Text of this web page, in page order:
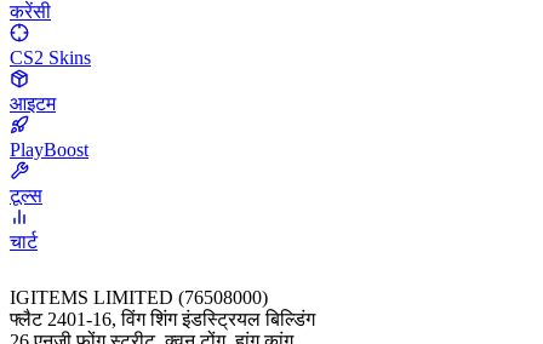
करेंसी
CS2 Skins
आइटम
PlayBoost
टूल्स
चार्ट
IGITEMS LIMITED (76508000)
फ्लैट 2401-16, विंग शिंग इंडस्ट्रियल बिल्डिंग